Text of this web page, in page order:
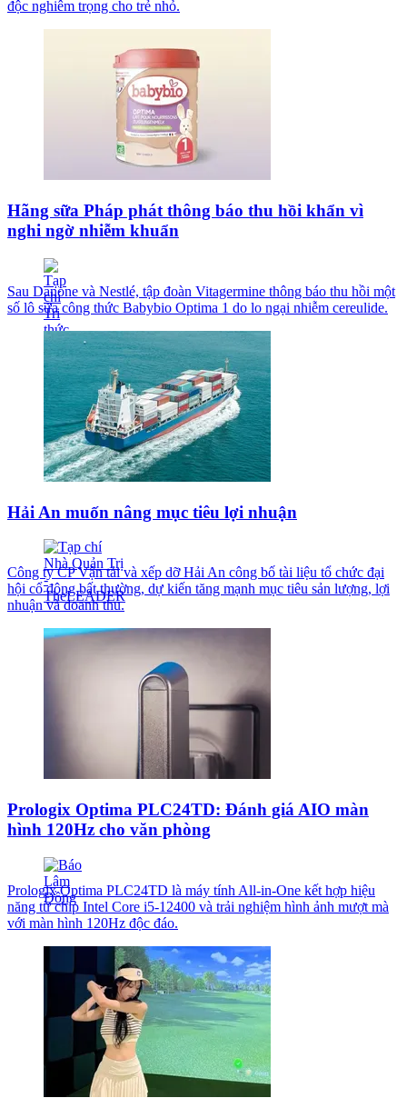
độc nghiêm trọng cho trẻ nhỏ.
Hãng sữa Pháp phát thông báo thu hồi khẩn vì
nghi ngờ nhiễm khuẩn
Sau Danone và Nestlé, tập đoàn Vitagermine thông báo thu hồi một
số lô sữa công thức Babybio Optima 1 do lo ngại nhiễm cereulide.
Hải An muốn nâng mục tiêu lợi nhuận
Công ty CP Vận tải và xếp dỡ Hải An công bố tài liệu tổ chức đại
hội cổ đông bất thường, dự kiến tăng mạnh mục tiêu sản lượng, lợi
nhuận và doanh thu.
Prologix Optima PLC24TD: Đánh giá AIO màn
hình 120Hz cho văn phòng
Prologix Optima PLC24TD là máy tính All-in-One kết hợp hiệu
năng từ chip Intel Core i5-12400 và trải nghiệm hình ảnh mượt mà
với màn hình 120Hz độc đáo.